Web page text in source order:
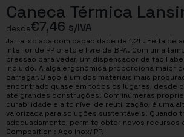
Caneca Térmica
desde€7,46 s/IVA
Jarra isolada com capacidade de 1,2L. Feita de
interior de PP preto e livre de BPA. Com uma
pressão para vedar, um dispensador de fácil
incluído. A alça ergonômica proporciona maior
carregar.O aço é um dos materiais mais
encontrado quase em todos os lugares, desde
até grandes construções. Com inúmeras
durabilidade e alto nível de reutilização, é uma
valorizada para soluções sustentáveis. Quando
adequadamente, permite obter novos recursos
Composition : Aço Inox/ PP.